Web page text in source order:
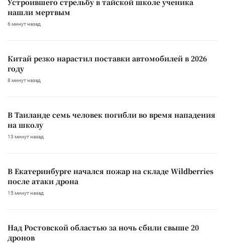
нашли мертвым
6 минут назад
Китай резко нарастил поставки автомобилей в 2026
году
8 минут назад
В Таиланде семь человек погибли во время нападения
на школу
13 минут назад
В Екатеринбурге начался пожар на складе Wildberries
после атаки дрона
15 минут назад
Над Ростовской областью за ночь сбили свыше 20
дронов